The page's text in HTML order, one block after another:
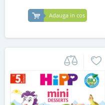
Adauga in cos